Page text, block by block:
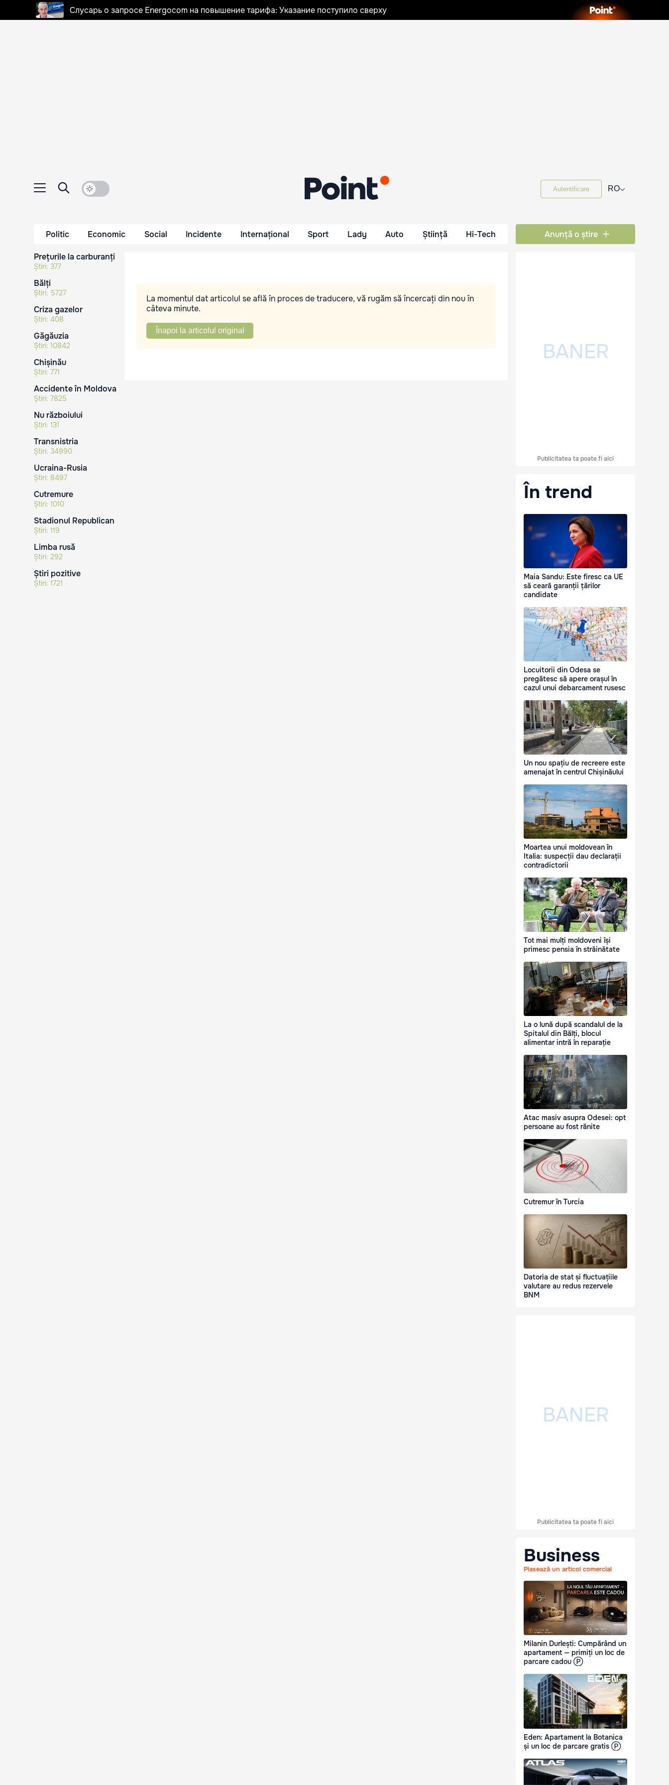
Слусарь о запросе Energocom на повышение тарифа: Указание поступило сверху
Autentificare RO⌵
Politic Economic Social Incidente Internațional Sport Lady Auto Știință Hi-Tech Anunță o știre
Prețurile la carburanți
Știri: 377
Bălți
Știri: 5727
Criza gazelor
Știri: 408
Găgăuzia
Știri: 10842
Chișinău
Știri: 771
Accidente în Moldova
Știri: 7825
Nu războiului
Știri: 131
Transnistria
Știri: 34990
Ucraina-Rusia
Știri: 8497
Cutremure
Știri: 1010
Stadionul Republican
Știri: 119
Limba rusă
Știri: 292
Știri pozitive
Știri: 1721
La momentul dat articolul se află în proces de traducere, vă rugăm să încercați din nou în
câteva minute.
Înapoi la articolul original
Publicitatea ta poate fi aici
În trend
Maia Sandu: Este firesc ca UE
să ceară garanții țărilor
candidate
Locuitorii din Odesa se
pregătesc să apere orașul în
cazul unui debarcament rusesc
Un nou spațiu de recreere este
amenajat în centrul Chișinăului
Moartea unui moldovean în
Italia: suspecții dau declarații
contradictorii
Tot mai mulți moldoveni își
primesc pensia în străinătate
La o lună după scandalul de la
Spitalul din Bălți, blocul
alimentar intră în reparație
Atac masiv asupra Odesei: opt
persoane au fost rănite
Cutremur în Turcia
Datoria de stat și fluctuațiile
valutare au redus rezervele
BNM
Publicitatea ta poate fi aici
Business
Plasează un articol comercial
Milanin Durlești: Cumpărând un
apartament — primiți un loc de
parcare cadou Ⓟ
Eden: Apartament la Botanica
și un loc de parcare gratis Ⓟ